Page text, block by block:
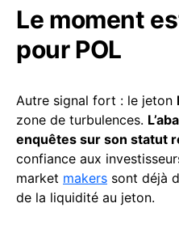
Le moment
pour POL
Autre signal fort : le jeton
zone de turbulences.
enquêtes sur son statut
confiance aux
market makers sont déjà
de la liquidité au jeton.